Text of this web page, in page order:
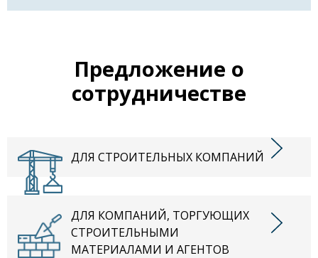
Предложение о
сотрудничестве
ДЛЯ СТРОИТЕЛЬНЫХ КОМПАНИЙ
ДЛЯ КОМПАНИЙ, ТОРГУЮЩИХ
СТРОИТЕЛЬНЫМИ
МАТЕРИАЛАМИ И АГЕНТОВ